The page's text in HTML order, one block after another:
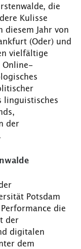
die
Kulisse
diesem Jahr von
(Oder) und
vielfältige
Online-
linguistisches
der
Potsdam
die
der
digitalen
dem